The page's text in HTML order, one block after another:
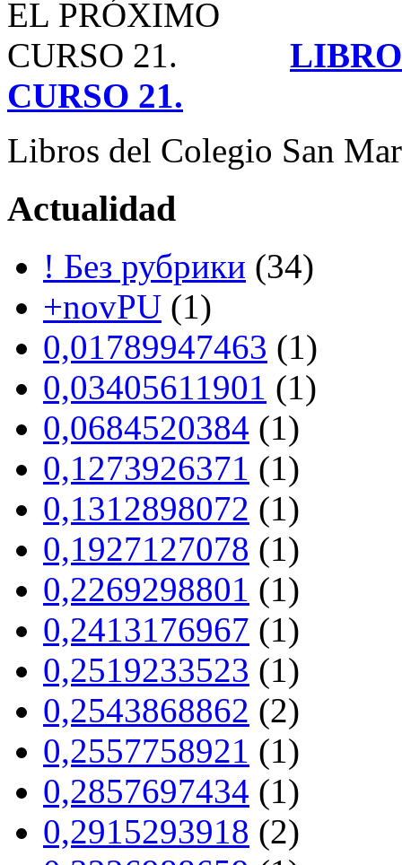
CURSO 21.
Libros del Colegio San
Actualidad
! Без рубрики (34)
+novPU (1)
0,01789947463 (1)
0,03405611901 (1)
0,0684520384 (1)
0,1273926371 (1)
0,1312898072 (1)
0,1927127078 (1)
0,2269298801 (1)
0,2413176967 (1)
0,2519233523 (1)
0,2543868862 (2)
0,2557758921 (1)
0,2857697434 (1)
0,2915293918 (2)